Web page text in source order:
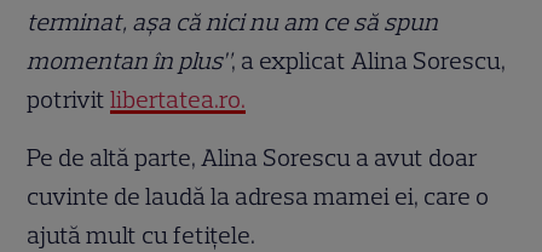
terminat, așa că nici nu am ce să spun
momentan în plus”, a explicat Alina Sorescu,
potrivitlibertatea.ro.
Pe de altă parte, Alina Sorescu a avut doar
cuvinte de laudă la adresa mamei ei, care o
ajută mult cu fetițele.